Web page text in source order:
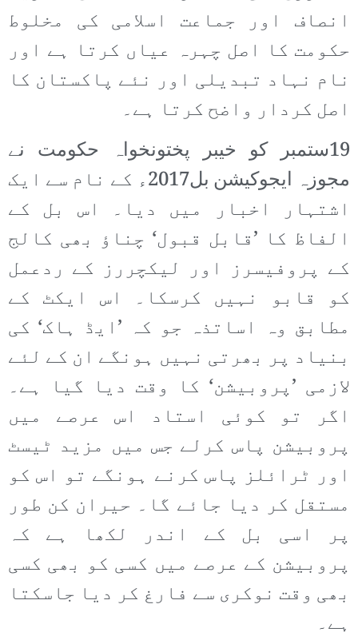
انصاف اور جماعت اسلامی کی مخلوط
حکومت کا اصل چہرہ عیاں کرتا ہے اور
نام نہاد تبدیلی اور نئے پاکستان کا
اصل کردار واضح کرتا ہے۔
19ستمبر کو خیبر پختونخواہ حکومت نے
مجوزہ ایجوکیشن بل2017ء کے نام سے ایک
اشتہار اخبار میں دیا۔ اس بل کے
الفاظ کا ’قابل قبول‘ چناؤ بھی کالج
کے پروفیسرز اور لیکچررز کے ردعمل
کو قابو نہیں کرسکا۔ اس ایکٹ کے
مطابق وہ اساتذہ جو کہ ’ایڈ ہاک‘ کی
بنیاد پر بھرتی نہیں ہونگے ان کے لئے
لازمی ’پروبیشن‘ کا وقت دیا گیا ہے۔
اگر تو کوئی استاد اس عرصے میں
پروبیشن پاس کرلے جس میں مزید ٹیسٹ
اور ٹرائلز پاس کرنے ہونگے تو اس کو
مستقل کر دیا جائے گا۔ حیران کن طور
پر اسی بل کے اندر لکھا ہے کہ
پروبیشن کے عرصے میں کسی کو بھی کسی
بھی وقت نوکری سے فارغ کر دیا جاسکتا
ہے۔